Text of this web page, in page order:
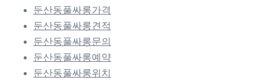
둔산동풀싸롱가격
둔산동풀싸롱견적
둔산동풀싸롱문의
둔산동풀싸롱예약
둔산동풀싸롱위치